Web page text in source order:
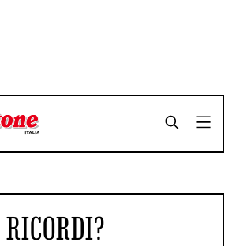
RICORDI?